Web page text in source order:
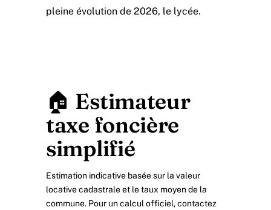
pleine évolution de 2026, le lycée.
🏠 Estimateur
taxe foncière
simplifié
Estimation indicative basée sur la valeur
locative cadastrale et le taux moyen de la
commune. Pour un calcul officiel, contactez